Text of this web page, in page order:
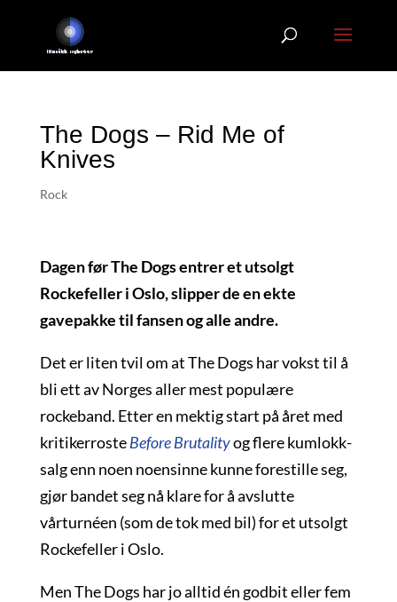
The Dogs – Rid Me of
Knives
Rock
Dagen før The Dogs entrer et utsolgt
Rockefeller i Oslo, slipper de en ekte
gavepakke til fansen og alle andre.
Det er liten tvil om at The Dogs har vokst til å
bli ett av Norges aller mest populære
rockeband. Etter en mektig start på året med
kritikerrosteBefore Brutalityog flere kumlokk-
salg enn noen noensinne kunne forestille seg,
gjør bandet seg nå klare for å avslutte
vårturnéen (som de tok med bil) for et utsolgt
Rockefeller i Oslo.
Men The Dogs har jo alltid én godbit eller fem